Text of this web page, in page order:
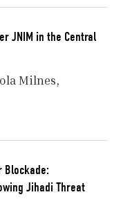
JNIM in the Central
Milnes
Blockade:
Jihadi Threat